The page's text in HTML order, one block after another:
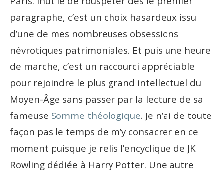
paragraphe, c’est un choix hasardeux issu
d’une de mes nombreuses obsessions
névrotiques patrimoniales. Et puis une heure
de marche, c’est un raccourci appréciable
pour rejoindre le plus grand intellectuel du
Moyen-Âge sans passer par la lecture de sa
fameuse Somme théologique. Je n’ai de toute
façon pas le temps de m’y consacrer en ce
moment puisque je relis l’encyclique de JK
Rowling dédiée à Harry Potter. Une autre